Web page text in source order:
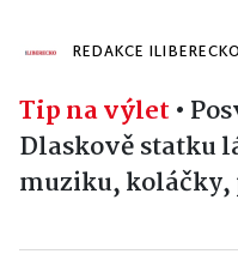
REDAKCE ILIBERECKO
Tip na výlet •
Dlaskově statku
muziku, koláčky,